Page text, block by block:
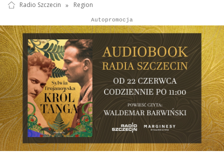
Radio Szczecin » Region
Reklama
Autopromocja